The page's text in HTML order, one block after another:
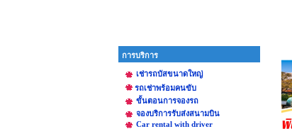
การบริการ
เช่ารถบัสขนาดใหญ่
รถเช่าพร้อมคนขับ
ขั้นตอนการจองรถ
จองบริการรับส่งสนามบิน
Car rental with driver